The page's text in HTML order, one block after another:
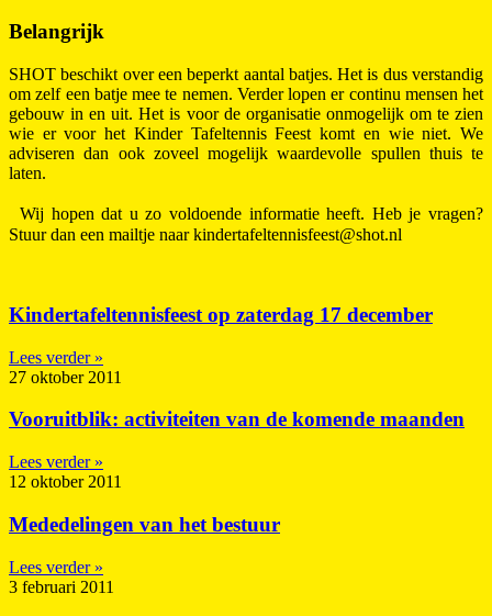
Belangrijk
SHOT beschikt over een beperkt aantal batjes. Het is dus verstandig
om zelf een batje mee te nemen. Verder lopen er continu mensen het
gebouw in en uit. Het is voor de organisatie onmogelijk om te zien
wie er voor het Kinder Tafeltennis Feest komt en wie niet. We
adviseren dan ook zoveel mogelijk waardevolle spullen thuis te
laten.
Wij hopen dat u zo voldoende informatie heeft. Heb je vragen?
Stuur dan een mailtje naar kindertafeltennisfeest@shot.nl
Kindertafeltennisfeest op zaterdag 17 december
Lees verder »
27 oktober 2011
Vooruitblik: activiteiten van de komende maanden
Lees verder »
12 oktober 2011
Mededelingen van het bestuur
Lees verder »
3 februari 2011